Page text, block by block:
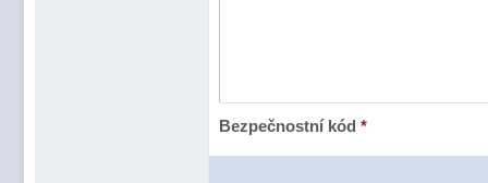
Bezpečnostní kód *